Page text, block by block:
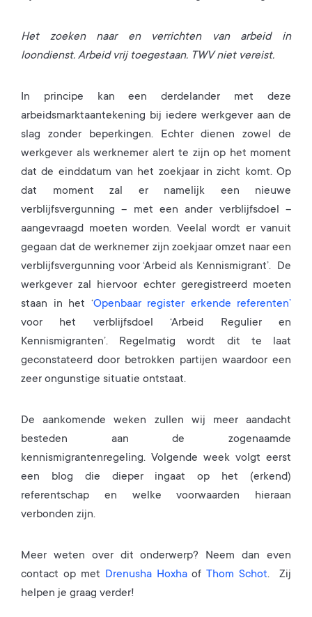
Het zoeken naar en verrichten van arbeid in
loondienst. Arbeid vrij toegestaan. TWV niet vereist.
In principe kan een derdelander met deze
arbeidsmarktaantekening bij iedere werkgever aan de
slag zonder beperkingen. Echter dienen zowel de
werkgever als werknemer alert te zijn op het moment
dat de einddatum van het zoekjaar in zicht komt. Op
dat moment zal er namelijk een nieuwe
verblijfsvergunning – met een ander verblijfsdoel –
aangevraagd moeten worden. Veelal wordt er vanuit
gegaan dat de werknemer zijn zoekjaar omzet naar een
verblijfsvergunning voor ‘Arbeid als Kennismigrant’. De
werkgever zal hiervoor echter geregistreerd moeten
staan in het ‘Openbaar register erkende referenten’
voor het verblijfsdoel ‘Arbeid Regulier en
Kennismigranten’. Regelmatig wordt dit te laat
geconstateerd door betrokken partijen waardoor een
zeer ongunstige situatie ontstaat.
De aankomende weken zullen wij meer aandacht
besteden aan de zogenaamde
kennismigrantenregeling. Volgende week volgt eerst
een blog die dieper ingaat op het (erkend)
referentschap en welke voorwaarden hieraan
verbonden zijn.
Meer weten over dit onderwerp? Neem dan even
contact op met Drenusha HoxhaofThom Schot. Zij
helpen je graag verder!